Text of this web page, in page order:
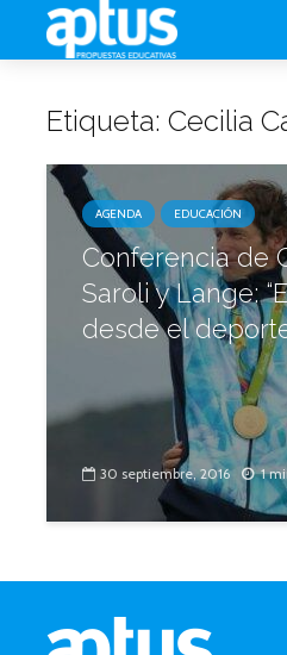
Etiqueta: Cecilia
AGENDA EDUCACIÓN
Conferencia de
Saroli y Lange:
desde el
30 septiembre, 2016 1